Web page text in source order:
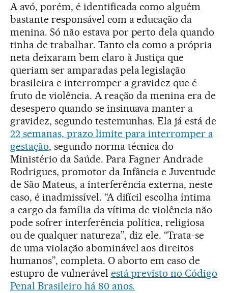
A avó, porém, é identificada como alguém
bastante responsável com a educação da
menina. Só não estava por perto dela quando
tinha de trabalhar. Tanto ela como a própria
neta deixaram bem claro à Justiça que
queriam ser amparadas pela legislação
brasileira e interromper a gravidez que é
fruto de violência. A reação da menina era de
desespero quando se insinuava manter a
gravidez, segundo testemunhas. Ela já está de
22 semanas, prazo limite para interromper a
gestação, segundo norma técnica do
Ministério da Saúde. Para Fagner Andrade
Rodrigues, promotor da Infância e Juventude
de São Mateus, a interferência externa, neste
caso, é inadmissível. “A difícil escolha íntima
a cargo da família da vítima de violência não
pode sofrer interferência política, religiosa
ou de qualquer natureza”, diz ele. “Trata-se
de uma violação abominável aos direitos
humanos”, completa. O aborto em caso de
estupro de vulnerável está previsto no Código
Penal Brasileiro há 80 anos.